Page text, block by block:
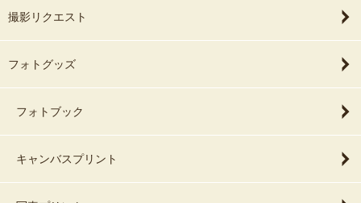
撮影リクエスト
フォトグッズ
フォトブック
キャンバスプリント